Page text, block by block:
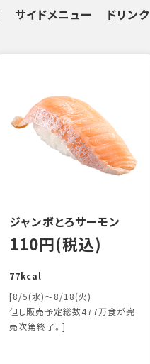
サイドメニュー ドリンク
ジャンボとろサーモン
110円(税込)
77kcal
[8/5(水)～8/18(火)
但し販売予定総数477万食が完
売次第終了。]